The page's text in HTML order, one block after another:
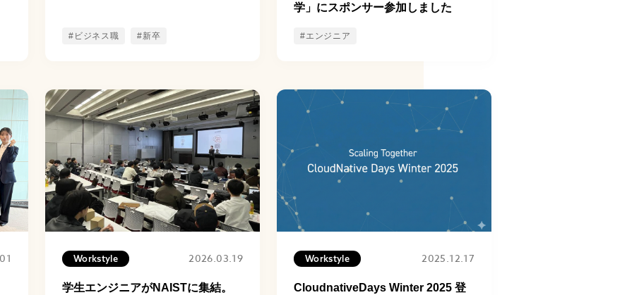
#ビジネス職 #新卒
学」にスポンサー参加しました
#エンジニア
Workstyle 2026.03.19
学生エンジニアがNAISTに集結。
Workstyle 2025.12.17
CloudnativeDays Winter 2025 登